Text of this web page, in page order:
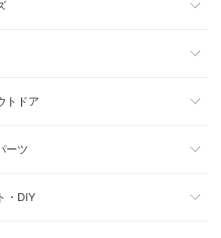
ン
ナイトウェア
ブランド雑貨
ク
ト・介護
水
マタニティ
・カメラ
タブレット
トドア
ドア
ーツ
用品
・DIY